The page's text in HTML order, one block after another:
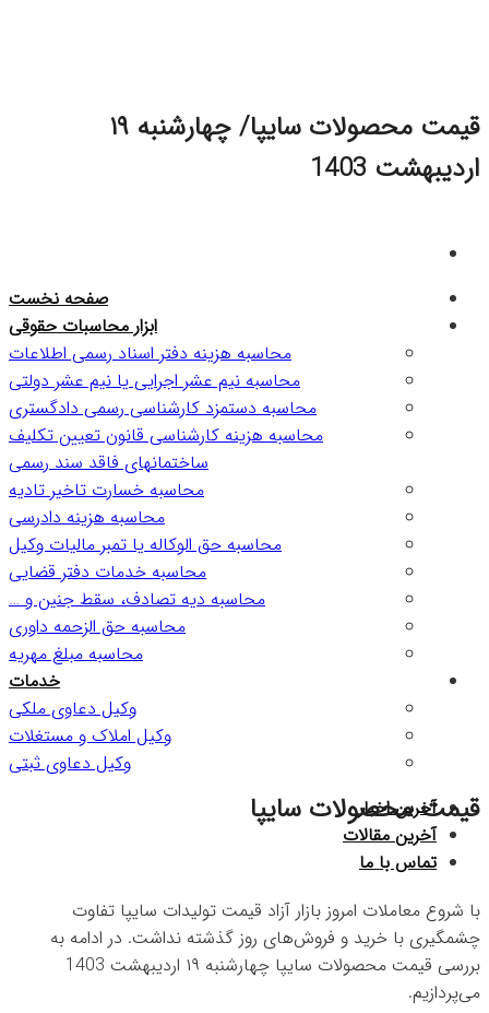
صفحه نخست
ابزار محاسبات حقوقی
محاسبه هزینه دفتر اسناد رسمی اطلاعات
محاسبه نیم عشر اجرایی یا نیم عشر دولتی
محاسبه دستمزد کارشناسی رسمی دادگستری
محاسبه هزینه کارشناسی قانون تعیین تکلیف
ساختمانهای فاقد سند رسمی
محاسبه خسارت تاخیر تادیه
محاسبه هزینه دادرسی
محاسبه حق الوکاله یا تمبر مالیات وکیل
محاسبه خدمات دفتر قضایی
محاسبه دیه تصادف، سقط جنین و …
محاسبه حق الزحمه داوری
محاسبه مبلغ مهریه
خدمات
وکیل دعاوی ملکی
وکیل املاک و مستغلات
وکیل دعاوی ثبتی
آخرین اخبار
آخرین مقالات
تماس با ما
قیمت محصولات سایپا/ چهارشنبه ۱۹
اردیبهشت 1403
قیمت محصولات سایپا
با شروع معاملات امروز بازار آزاد قیمت تولیدات سایپا تفاوت
چشمگیری با خرید و فروش‌های روز گذشته نداشت. در ادامه به
بررسی قیمت محصولات سایپا چهارشنبه ۱۹ اردیبهشت 1403
می‌پردازیم.